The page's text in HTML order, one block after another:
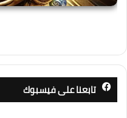
تابعنا على فيسبوك